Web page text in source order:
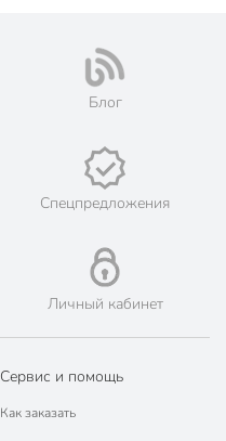
Блог
Спецпредложения
Личный кабинет
Сервис и помощь
Как заказать